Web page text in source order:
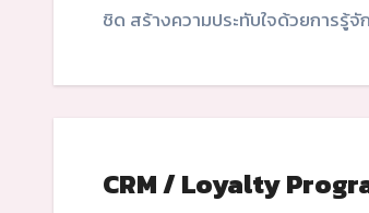
ชิด สร้างความประทับใจด้วยการรู้
CRM / Loyalty